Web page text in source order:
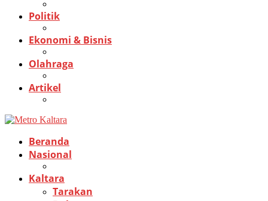
Politik
Ekonomi & Bisnis
Olahraga
Artikel
Beranda
Nasional
Kaltara
Tarakan